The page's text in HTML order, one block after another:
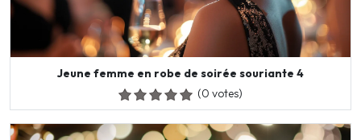
Jeune femme en robe de soirée souriante 4
(0 votes)